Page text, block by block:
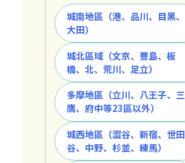
城南地區（港、品川、目黑、
大田）
城北區域（文京、豐島、板
橋、北、荒川、足立）
多摩地區（立川、八王子、三
鷹、府中等23區以外）
城西地區（澀谷、新宿、世田
谷、中野、杉並、練馬）